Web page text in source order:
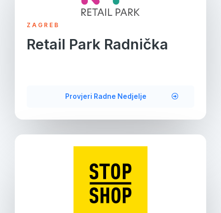
ZAGREB
Retail Park Radnička
Provjeri Radne Nedjelje